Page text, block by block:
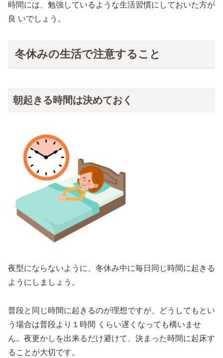
時間には、勉強しているような生活習慣にしておいた方が
良 いでしょう。
冬休みの生活で注意すること
朝起きる時間は決めておく
夜型にならないように、冬休み中に毎日同じ時間に起きる
ようにしましょう。
普段と同じ時間に起きるのが理想ですが、どうしてもとい
う場合は普段より１時間 くらい遅くなっても構いませ
ん。夜更かしを出来るだけ避けて、決まった時間に起床す
ることが大切です。